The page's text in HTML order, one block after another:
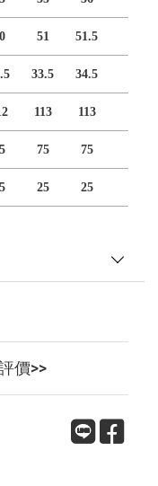
51 51.5
33.5 34.5
113 113
75 75
25 25
價>>